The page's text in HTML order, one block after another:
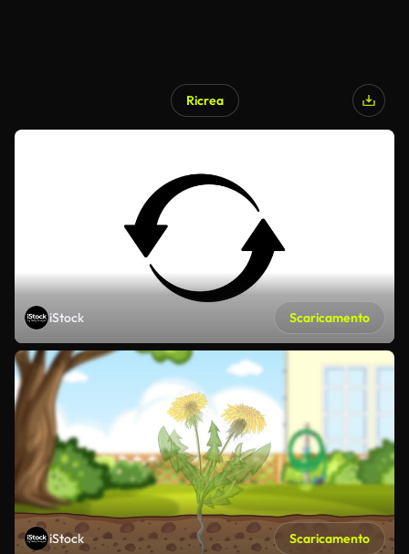
Ricrea
iStock Scaricamento
iStock Scaricamento